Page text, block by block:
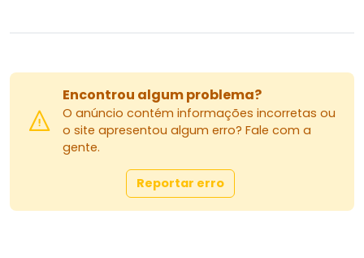
Encontrou algum problema?
O anúncio contém informações incorretas ou
o site apresentou algum erro? Fale com a
gente.
Reportar erro